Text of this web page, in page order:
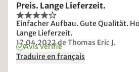
Preis. Lange Lieferzeit.
Einfacher Aufbau. Gute Qualität.
Lange Lieferzeit.
17.04.2022de Thomas Eric J.
Avis vérifié
Traduire en français